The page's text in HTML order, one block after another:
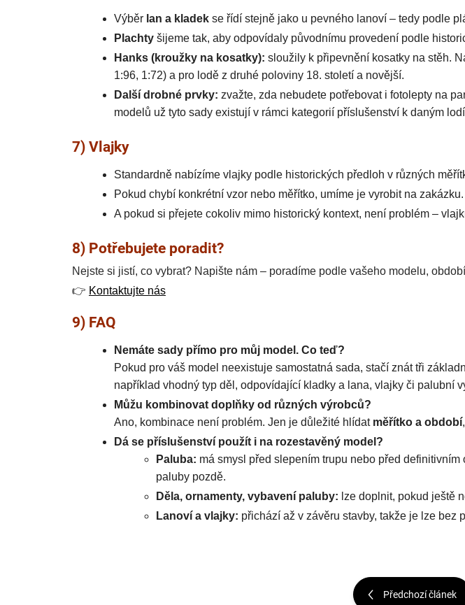
Výběr lan a kladek se řídí stejně jako u pevného lanoví – tedy podle
Plachty šijeme tak, aby odpovídaly původnímu provedení podle
Hanks (kroužky na kosatky): sloužily k připevnění kosatky na stěh.
1:96, 1:72) a pro lodě z druhé poloviny 18. století a novější.
Další drobné prvky: zvažte, zda nebudete potřebovat i fotolepty na
modelů už tyto sady existují v rámci kategorií příslušenství k daným
7) Vlajky
Standardně nabízíme vlajky podle historických předloh v různých
Pokud chybí konkrétní vzor nebo měřítko, umíme je vyrobit na
A pokud si přejete cokoliv mimo historický kontext, není problém –
8) Potřebujete poradit?
Nejste si jistí, co vybrat? Napište nám – poradíme podle vašeho modelu,
👉 Kontaktujte nás
9) FAQ
Nemáte sady přímo pro můj model. Co teď?
Pokud pro váš model neexistuje samostatná sada, stačí znát tři
například vhodný typ děl, odpovídající kladky a lana, vlajky či palubní
Můžu kombinovat doplňky od různých výrobců?
Ano, kombinace není problém. Jen je důležité hlídat měřítko a období
Dá se příslušenství použít i na rozestavěný model?
Paluba: má smysl před slepením trupu nebo před
paluby pozdě.
Děla, ornamenty, vybavení paluby: lze doplnit, pokud ještě
Lanoví a vlajky: přichází až v závěru stavby, takže je lze bez
Předchozí článek